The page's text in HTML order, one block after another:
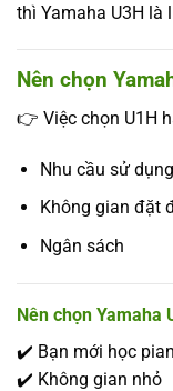
thì Yamaha U3H là
Nên chọn
👉 Việc chọn U1H
Nhu cầu sử dụng
Không gian đặt
Ngân sách
Nên chọn Yamaha
✔️ Bạn mới học
✔️ Không gian nhỏ